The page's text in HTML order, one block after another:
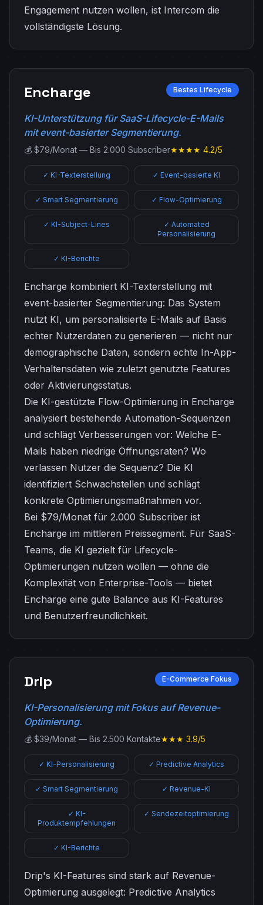
Engagement nutzen wollen, ist Intercom die
vollständigste Lösung.
Encharge Bestes Lifecycle
KI-Unterstützung für SaaS-Lifecycle-E-Mails
mit event-basierter Segmentierung.
💰 $79/Monat — Bis 2.000 Subscriber★★★★ 4.2/5
✓ KI-Texterstellung ✓ Event-basierte KI
✓ Smart Segmentierung ✓ Flow-Optimierung
✓ KI-Subject-Lines
✓ Automated
Personalisierung
✓ KI-Berichte
Encharge kombiniert KI-Texterstellung mit
event-basierter Segmentierung: Das System
nutzt KI, um personalisierte E-Mails auf Basis
echter Nutzerdaten zu generieren — nicht nur
demographische Daten, sondern echte In-App-
Verhaltensdaten wie zuletzt genutzte Features
oder Aktivierungsstatus.
Die KI-gestützte Flow-Optimierung in Encharge
analysiert bestehende Automation-Sequenzen
und schlägt Verbesserungen vor: Welche E-
Mails haben niedrige Öffnungsraten? Wo
verlassen Nutzer die Sequenz? Die KI
identifiziert Schwachstellen und schlägt
konkrete Optimierungsmaßnahmen vor.
Bei $79/Monat für 2.000 Subscriber ist
Encharge im mittleren Preissegment. Für SaaS-
Teams, die KI gezielt für Lifecycle-
Optimierungen nutzen wollen — ohne die
Komplexität von Enterprise-Tools — bietet
Encharge eine gute Balance aus KI-Features
und Benutzerfreundlichkeit.
Drip E-Commerce Fokus
KI-Personalisierung mit Fokus auf Revenue-
Optimierung.
💰 $39/Monat — Bis 2.500 Kontakte★★★ 3.9/5
✓ KI-Personalisierung ✓ Predictive Analytics
✓ Smart Segmentierung ✓ Revenue-KI
✓ KI-
Produktempfehlungen
✓ Sendezeitoptimierung
✓ KI-Berichte
Drip's KI-Features sind stark auf Revenue-
Optimierung ausgelegt: Predictive Analytics